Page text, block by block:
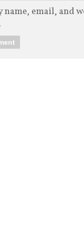
name, email, and